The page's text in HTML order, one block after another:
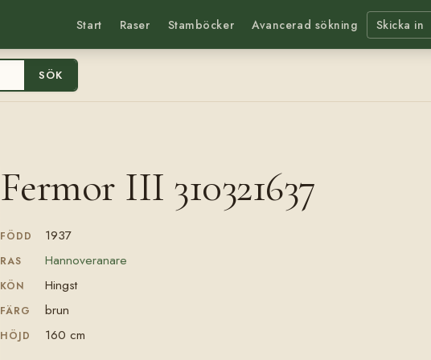
Start Raser Stamböcker Avancerad sökning Skicka in
SÖK
Fermor III 310321637
FÖDD 1937
RAS Hannoveranare
KÖN Hingst
FÄRG brun
HÖJD 160 cm